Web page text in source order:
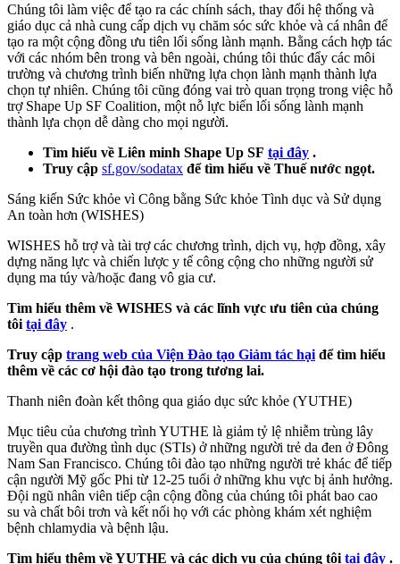
Chúng tôi làm việc để tạo ra các chính sách, thay đổi hệ thống và
giáo dục cả nhà cung cấp dịch vụ chăm sóc sức khỏe và cá nhân để
tạo ra một cộng đồng ưu tiên lối sống lành mạnh. Bằng cách hợp tác
với các nhóm bên trong và bên ngoài, chúng tôi thúc đẩy các môi
trường và chương trình biến những lựa chọn lành mạnh thành lựa
chọn tự nhiên. Chúng tôi cũng đóng vai trò quan trọng trong việc hỗ
trợ Shape Up SF Coalition, một nỗ lực biến lối sống lành mạnh
thành lựa chọn dễ dàng cho mọi người.
Tìm hiểu về Liên minh Shape Up SF tại đây .
Truy cập sf.gov/sodatax để tìm hiểu về Thuế nước ngọt.
Sáng kiến Sức khỏe vì Công bằng Sức khỏe Tình dục và Sử dụng
An toàn hơn (WISHES)
WISHES hỗ trợ và tài trợ các chương trình, dịch vụ, hợp đồng, xây
dựng năng lực và chiến lược y tế công cộng cho những người sử
dụng ma túy và/hoặc đang vô gia cư.
Tìm hiểu thêm về WISHES và các lĩnh vực ưu tiên của chúng
tôi tại đây .
Truy cập trang web của Viện Đào tạo Giảm tác hại để tìm hiểu
thêm về các cơ hội đào tạo trong tương lai.
Thanh niên đoàn kết thông qua giáo dục sức khỏe (YUTHE)
Mục tiêu của chương trình YUTHE là giảm tỷ lệ nhiễm trùng lây
truyền qua đường tình dục (STIs) ở những người trẻ da đen ở Đông
Nam San Francisco. Chúng tôi đào tạo những người trẻ khác để tiếp
cận người Mỹ gốc Phi từ 12-25 tuổi ở những khu vực bị ảnh hưởng.
Đội ngũ nhân viên tiếp cận cộng đồng của chúng tôi phát bao cao
su và chất bôi trơn và kết nối họ với các phòng khám xét nghiệm
bệnh chlamydia và bệnh lậu.
Tìm hiểu thêm về YUTHE và các dịch vụ của chúng tôi tại đây .